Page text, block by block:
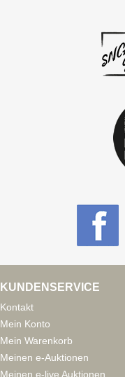
KUNDENSERVICE
Kontakt
Mein Konto
Mein Warenkorb
Meinen e-Auktionen
Meinen e-live Auktionen